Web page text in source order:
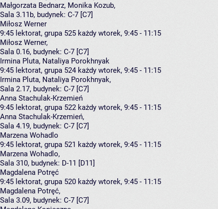
Małgorzata Bednarz, Monika Kozub,
Sala 3.11b, budynek: C-7 [C7]
Miłosz Werner
9:45 lektorat, grupa 525 każdy wtorek, 9:45 - 11:15
Miłosz Werner,
Sala 0.16, budynek: C-7 [C7]
Irmina Pluta, Nataliya Porokhnyak
9:45 lektorat, grupa 524 każdy wtorek, 9:45 - 11:15
Irmina Pluta, Nataliya Porokhnyak,
Sala 2.17, budynek: C-7 [C7]
Anna Stachulak-Krzemień
9:45 lektorat, grupa 522 każdy wtorek, 9:45 - 11:15
Anna Stachulak-Krzemień,
Sala 4.19, budynek: C-7 [C7]
Marzena Wohadlo
9:45 lektorat, grupa 521 każdy wtorek, 9:45 - 11:15
Marzena Wohadlo,
Sala 310, budynek: D-11 [D11]
Magdalena Potręć
9:45 lektorat, grupa 520 każdy wtorek, 9:45 - 11:15
Magdalena Potręć,
Sala 3.09, budynek: C-7 [C7]